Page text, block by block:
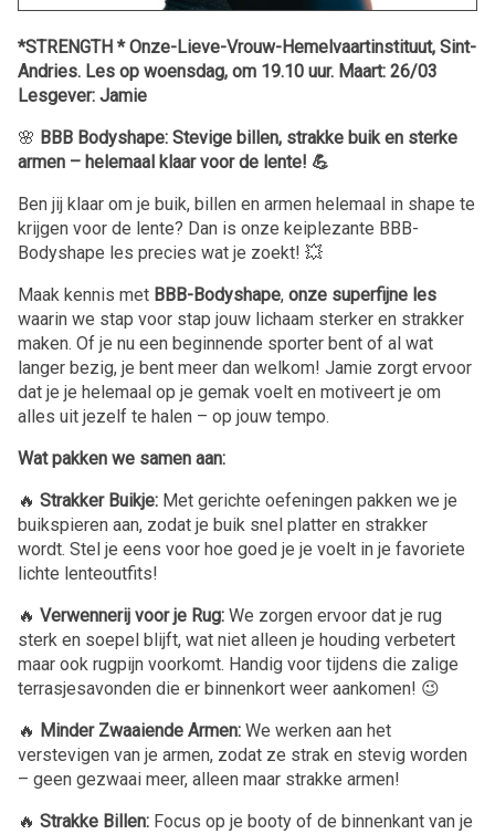
*STRENGTH * Onze-Lieve-Vrouw-Hemelvaartinstituut, Sint-
Andries. Les op woensdag, om 19.10 uur. Maart: 26/03
Lesgever: Jamie
🌸 BBB Bodyshape: Stevige billen, strakke buik en sterke
armen – helemaal klaar voor de lente! 💪
Ben jij klaar om je buik, billen en armen helemaal in shape te
krijgen voor de lente? Dan is onze keiplezante BBB-
Bodyshape les precies wat je zoekt! 💥
Maak kennis met BBB-Bodyshape, onze superfijne les
waarin we stap voor stap jouw lichaam sterker en strakker
maken. Of je nu een beginnende sporter bent of al wat
langer bezig, je bent meer dan welkom! Jamie zorgt ervoor
dat je je helemaal op je gemak voelt en motiveert je om
alles uit jezelf te halen – op jouw tempo.
Wat pakken we samen aan:
🔥 Strakker Buikje: Met gerichte oefeningen pakken we je
buikspieren aan, zodat je buik snel platter en strakker
wordt. Stel je eens voor hoe goed je je voelt in je favoriete
lichte lenteoutfits!
🔥 Verwennerij voor je Rug: We zorgen ervoor dat je rug
sterk en soepel blijft, wat niet alleen je houding verbetert
maar ook rugpijn voorkomt. Handig voor tijdens die zalige
terrasjesavonden die er binnenkort weer aankomen! 😉
🔥 Minder Zwaaiende Armen: We werken aan het
verstevigen van je armen, zodat ze strak en stevig worden
– geen gezwaai meer, alleen maar strakke armen!
🔥 Strakke Billen: Focus op je booty of de binnenkant van je